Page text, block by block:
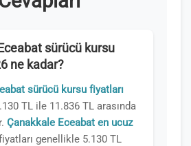
sürücü kursu
ne kadar?
sürücü kursu fiyatları
TL ile 11.836 TL arasında
Çanakkale Eceabat en ucuz
genellikle 5.130 TL